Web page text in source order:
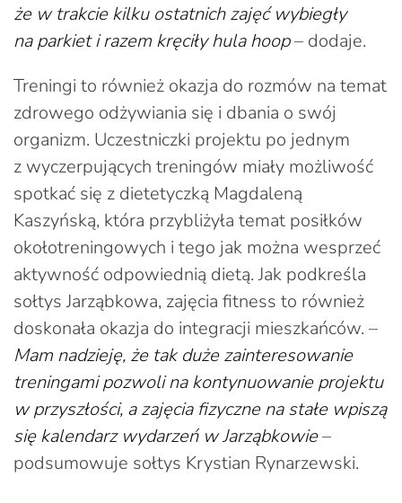
że w trakcie kilku ostatnich zajęć wybiegły
na parkiet i razem kręciły hula hoop– dodaje.
Treningi to również okazja do rozmów na temat
zdrowego odżywiania się i dbania o swój
organizm. Uczestniczki projektu po jednym
z wyczerpujących treningów miały możliwość
spotkać się z dietetyczką Magdaleną
Kaszyńską, która przybliżyła temat posiłków
okołotreningowych i tego jak można wesprzeć
aktywność odpowiednią dietą. Jak podkreśla
sołtys Jarząbkowa, zajęcia fitness to również
doskonała okazja do integracji mieszkańców. –
Mam nadzieję, że tak duże zainteresowanie
treningami pozwoli na kontynuowanie projektu
w przyszłości, a zajęcia fizyczne na stałe wpiszą
się kalendarz wydarzeń w Jarząbkowie–
podsumowuje sołtys Krystian Rynarzewski.